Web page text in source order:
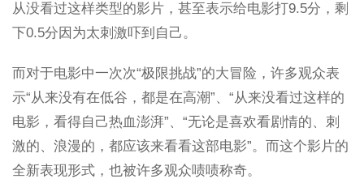
从没看过这样类型的影片，甚至表示给电影打9.5分，剩
下0.5分因为太刺激吓到自己。
而对于电影中一次次“极限挑战”的大冒险，许多观众表
示“从来没有在低谷，都是在高潮”、“从来没看过这样的
电影，看得自己热血澎湃”、“无论是喜欢看剧情的、刺
激的、浪漫的，都应该来看看这部电影”。而这个影片的
全新表现形式，也被许多观众啧啧称奇。